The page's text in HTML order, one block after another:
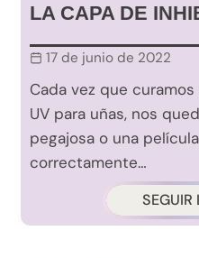
LA CAPA DE
17 de junio de 2022
Cada vez que
UV para uñas, nos
pegajosa o una
correctamente…
SEGUIR